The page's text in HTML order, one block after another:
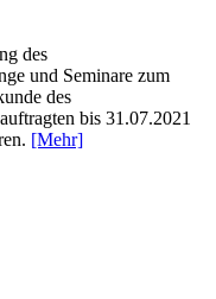
des
und Seminare zum
des
bis 31.07.2021
[Mehr]